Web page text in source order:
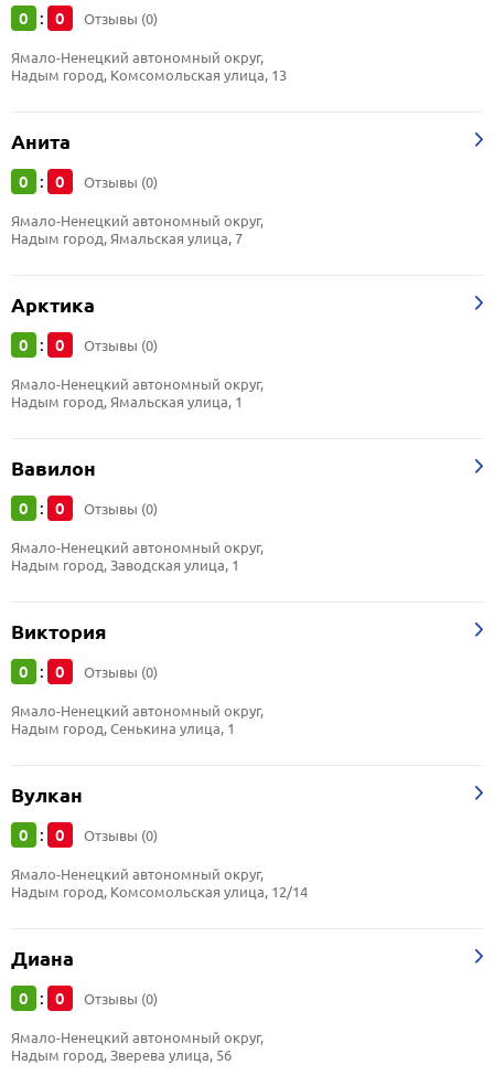
0 : 0 Отзывы (0)
Ямало-Ненецкий автономный округ,
Надым город, Комсомольская улица, 13
Анита
0 : 0 Отзывы (0)
Ямало-Ненецкий автономный округ,
Надым город, Ямальская улица, 7
Арктика
0 : 0 Отзывы (0)
Ямало-Ненецкий автономный округ,
Надым город, Ямальская улица, 1
Вавилон
0 : 0 Отзывы (0)
Ямало-Ненецкий автономный округ,
Надым город, Заводская улица, 1
Виктория
0 : 0 Отзывы (0)
Ямало-Ненецкий автономный округ,
Надым город, Сенькина улица, 1
Вулкан
0 : 0 Отзывы (0)
Ямало-Ненецкий автономный округ,
Надым город, Комсомольская улица, 12/14
Диана
0 : 0 Отзывы (0)
Ямало-Ненецкий автономный округ,
Надым город, Зверева улица, 56